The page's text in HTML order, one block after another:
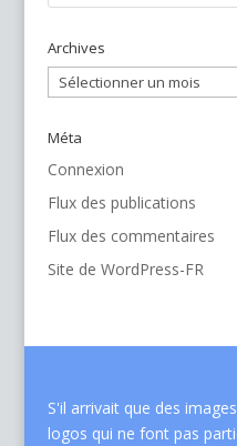
Archives
Archives
Méta
Connexion
Flux des publications
Flux des commentaires
Site de WordPress-FR
S'il arrivait que des
logos qui ne font pas